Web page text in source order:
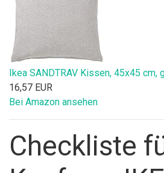
Ikea SANDTRAV Kissen, 45x45 cm,
16,57 EUR
Bei Amazon ansehen
Checkliste